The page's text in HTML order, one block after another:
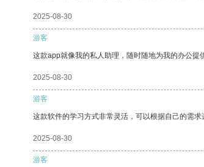
2025-08-30
游客
这款app就像我的私人助理，随时随地为我的办公提
2025-08-30
游客
这款软件的学习方式非常灵活，可以根据自己的需求
2025-08-30
游客